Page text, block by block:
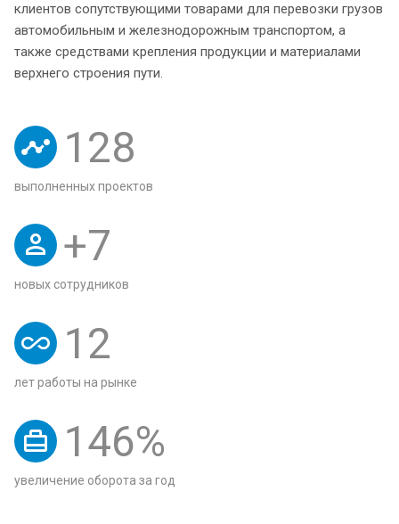
клиентов сопутствующими товарами для перевозки грузов
автомобильным и железнодорожным транспортом, а
также средствами крепления продукции и материалами
верхнего строения пути.
128
выполненных проектов
+7
новых сотрудников
12
лет работы на рынке
146%
увеличение оборота за год